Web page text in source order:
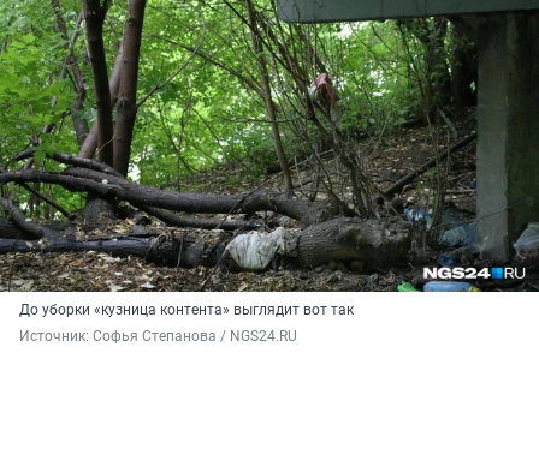
До уборки «кузница контента» выглядит вот так
Источник: Софья Степанова / NGS24.RU